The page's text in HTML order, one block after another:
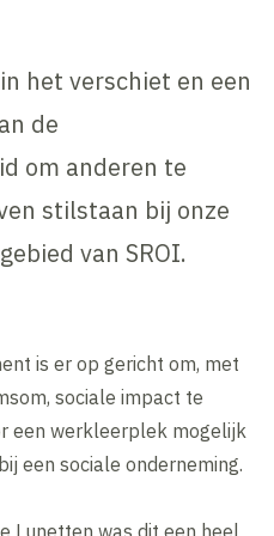
het verschiet en een
de
om anderen te
stilstaan bij onze
van SROI.
is er op gericht om, met
sociale impact te
een werkleerplek mogelijk
een sociale onderneming.